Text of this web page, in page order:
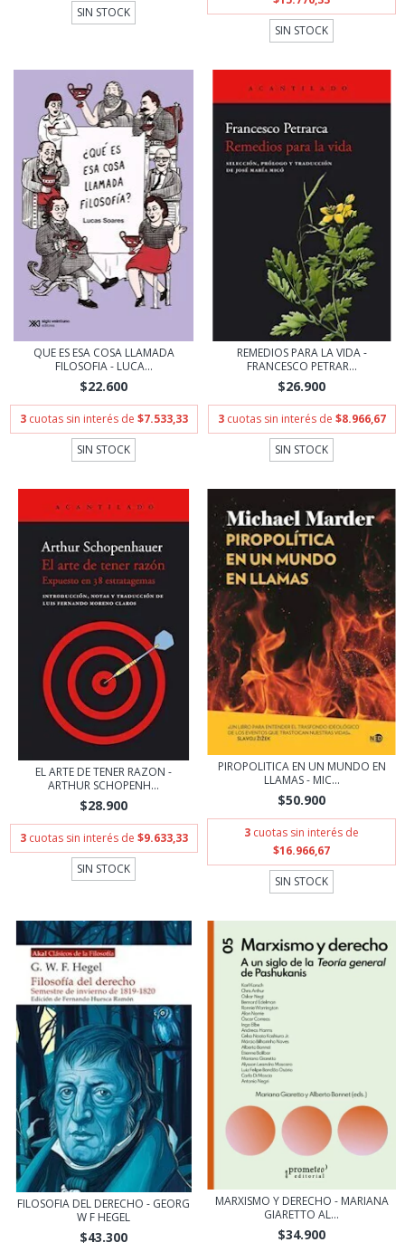
SIN STOCK
SIN STOCK
QUE ES ESA COSA LLAMADA
FILOSOFIA - LUCA...
$22.600
3 cuotas sin interés de $7.533,33
SIN STOCK
REMEDIOS PARA LA VIDA -
FRANCESCO PETRAR...
$26.900
3 cuotas sin interés de $8.966,67
SIN STOCK
EL ARTE DE TENER RAZON -
ARTHUR SCHOPENH...
$28.900
3 cuotas sin interés de $9.633,33
SIN STOCK
PIROPOLITICA EN UN MUNDO EN
LLAMAS - MIC...
$50.900
3 cuotas sin interés de
$16.966,67
SIN STOCK
FILOSOFIA DEL DERECHO - GEORG
W F HEGEL
$43.300
MARXISMO Y DERECHO - MARIANA
GIARETTO AL...
$34.900